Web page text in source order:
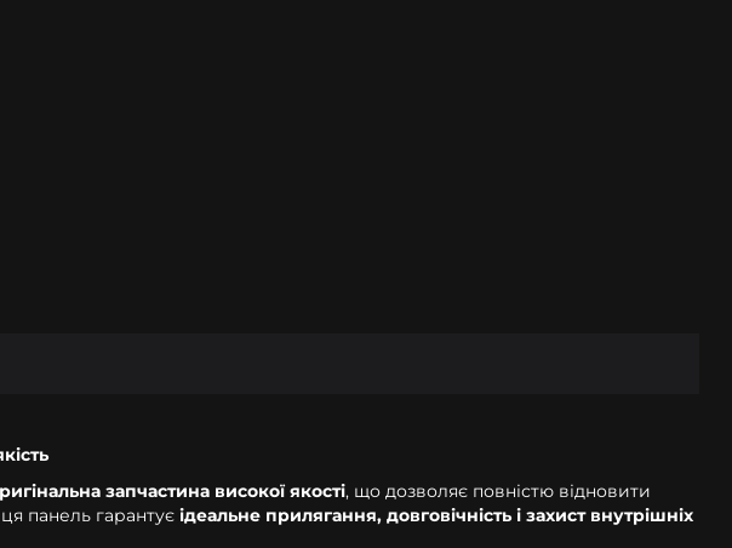
запчастина високої якості, що дозволяє повністю відновити
панель гарантує ідеальне прилягання, довговічність і захист внутрішніх